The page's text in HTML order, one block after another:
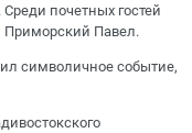
почетных гостей
Приморский Павел.
символичное событие,